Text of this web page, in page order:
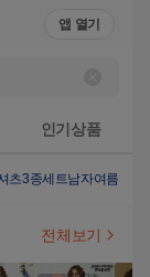
앱 열기
인기상품
츠3종세트남자여름티
전체보기